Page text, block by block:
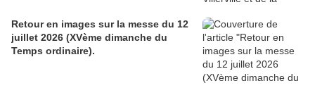
Retour en images sur la messe du 12
juillet 2026 (XVème dimanche du
Temps ordinaire).